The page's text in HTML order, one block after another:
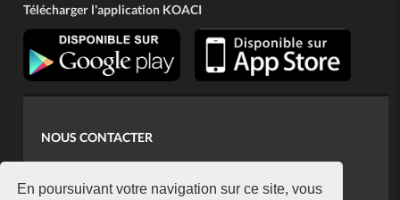
En poursuivant votre navigation sur ce site, vous
Télécharger l'application KOACI
NOUS CONTACTER
koaci@yahoo.fr